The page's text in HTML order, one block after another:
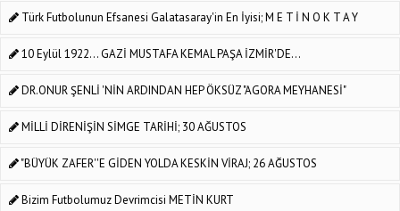
Türk Futbolunun Efsanesi Galatasaray'in En İyisi; M E T İ N O K T A Y
10 Eylül 1922... GAZİ MUSTAFA KEMAL PAŞA İZMİR'DE...
DR.ONUR ŞENLİ 'NİN ARDINDAN HEP ÖKSÜZ "AGORA MEYHANESİ"
MİLLİ DİRENİŞİN SİMGE TARİHİ; 30 AĞUSTOS
"BÜYÜK ZAFER''E GİDEN YOLDA KESKİN VİRAJ; 26 AĞUSTOS
Bizim Futbolumuz Devrimcisi METİN KURT